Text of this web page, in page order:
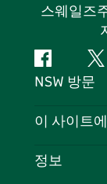
스웨일즈
페
이
북
지
다
NSW 방문
문의하기
이 사이트
목적지
정보